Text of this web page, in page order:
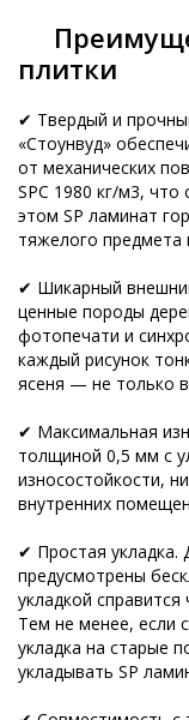
плитки
✔ Твердый и
«Стоунвуд»
от механических
SPC 1980 кг/м3,
этом SP ламинат
тяжелого предмета
✔ Шикарный
ценные породы
фотопечати и
каждый рисунок
ясеня — не только
✔ Максимальная
толщиной 0,5 мм с
износостойкости,
внутренних
✔ Простая укладка.
предусмотрены
укладкой
Тем не менее, если
укладка на старые
укладывать SP